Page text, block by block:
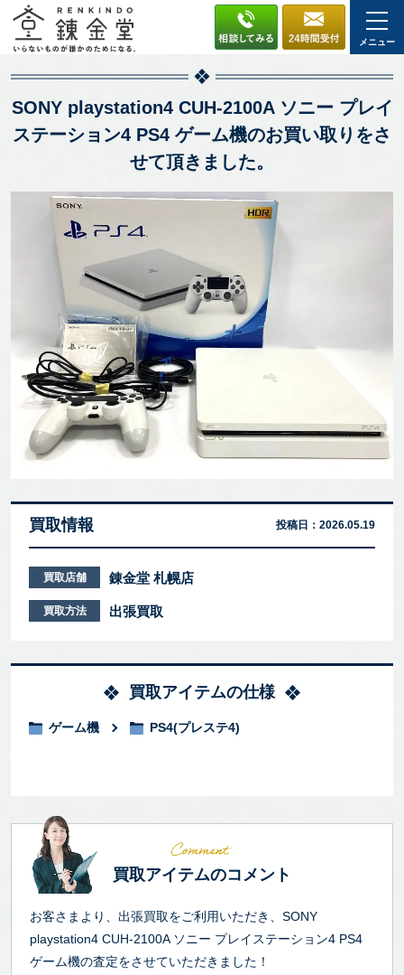
メニュー
SONY playstation4 CUH-2100A ソニー プレイ
ステーション4 PS4 ゲーム機のお買い取りをさ
せて頂きました。
買取情報 投稿日： 2026.05.19
買取店舗 錬金堂 札幌店
買取方法 出張買取
買取アイテムの仕様
ゲーム機 PS4(プレステ4)
買取アイテムのコメント
お客さまより、出張買取をご利用いただき、SONY
playstation4 CUH-2100A ソニー プレイステーション4 PS4
ゲーム機の査定をさせていただきました！